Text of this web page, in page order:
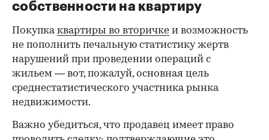
собственности на квартиру
Покупкаквартиры во вторичке и возможность
не пополнить печальную статистику жертв
нарушений при проведении операций с
жильем — вот, пожалуй, основная цель
среднестатистического участника рынка
недвижимости.
Важно убедиться, что продавец имеет право